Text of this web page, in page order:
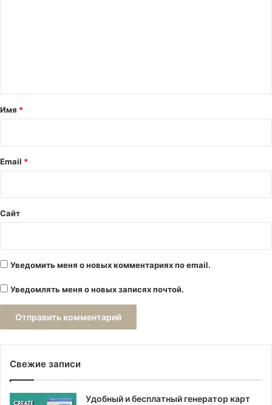
а
й
Имя *
Email *
Сайт
Уведомить меня о новых комментариях по email.
Уведомлять меня о новых записях почтой.
Свежие записи
Удобный и бесплатный генератор карт